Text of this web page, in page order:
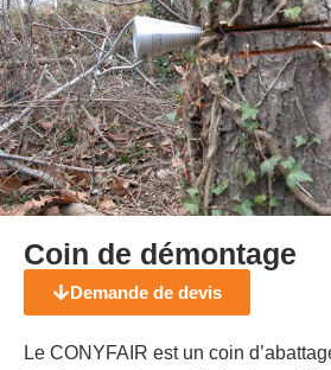
Coin de démontage
Demande de devis
Le CONYFAIR est un coin